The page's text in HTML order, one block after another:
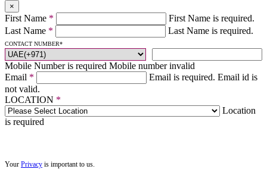
×
First Name *
First Name is required.
Last Name * Last Name is required.
CONTACT NUMBER*
Mobile Number is required Mobile number invalid
Email * Email is required. Email id is
not valid.
LOCATION *
Location
is required
Your Privacy is important to us.